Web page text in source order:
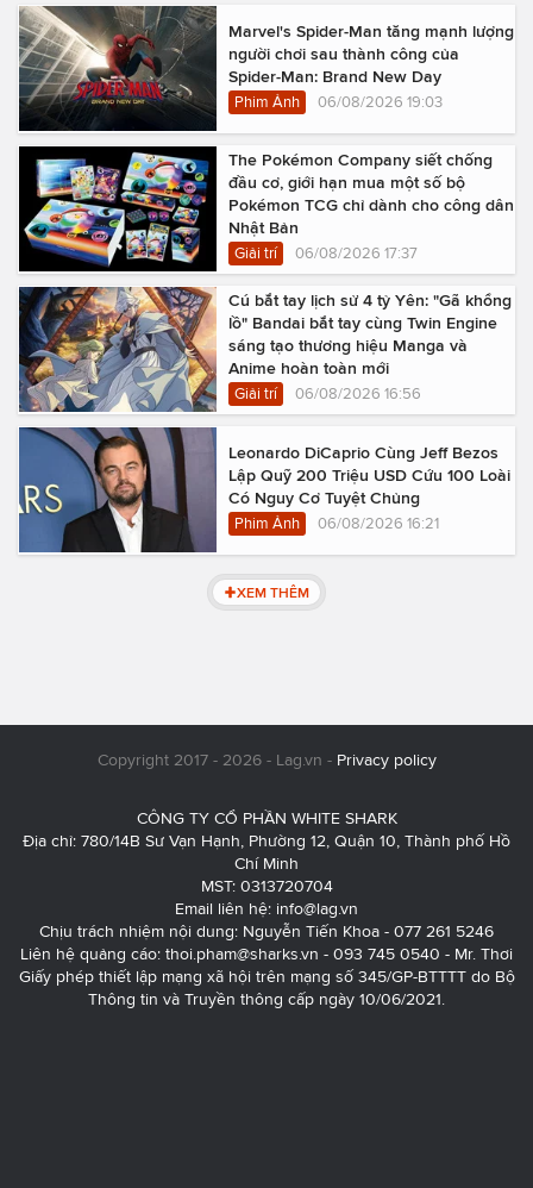
Marvel's Spider-Man tăng mạnh lượng
người chơi sau thành công của
Spider-Man: Brand New Day
Phim Ảnh 06/08/2026 19:03
The Pokémon Company siết chống
đầu cơ, giới hạn mua một số bộ
Pokémon TCG chỉ dành cho công dân
Nhật Bản
Giải trí 06/08/2026 17:37
Cú bắt tay lịch sử 4 tỷ Yên: "Gã khổng
lồ" Bandai bắt tay cùng Twin Engine
sáng tạo thương hiệu Manga và
Anime hoàn toàn mới
Giải trí 06/08/2026 16:56
Leonardo DiCaprio Cùng Jeff Bezos
Lập Quỹ 200 Triệu USD Cứu 100 Loài
Có Nguy Cơ Tuyệt Chủng
Phim Ảnh 06/08/2026 16:21
XEM THÊM
Copyright 2017 - 2026 - Lag.vn - Privacy policy
CÔNG TY CỔ PHẦN WHITE SHARK
Địa chỉ: 780/14B Sư Vạn Hạnh, Phường 12, Quận 10, Thành phố Hồ
Chí Minh
MST: 0313720704
Email liên hệ: info@lag.vn
Chịu trách nhiệm nội dung: Nguyễn Tiến Khoa - 077 261 5246
Liên hệ quảng cáo: thoi.pham@sharks.vn - 093 745 0540 - Mr. Thơi
Giấy phép thiết lập mạng xã hội trên mạng số 345/GP-BTTTT do Bộ
Thông tin và Truyền thông cấp ngày 10/06/2021.